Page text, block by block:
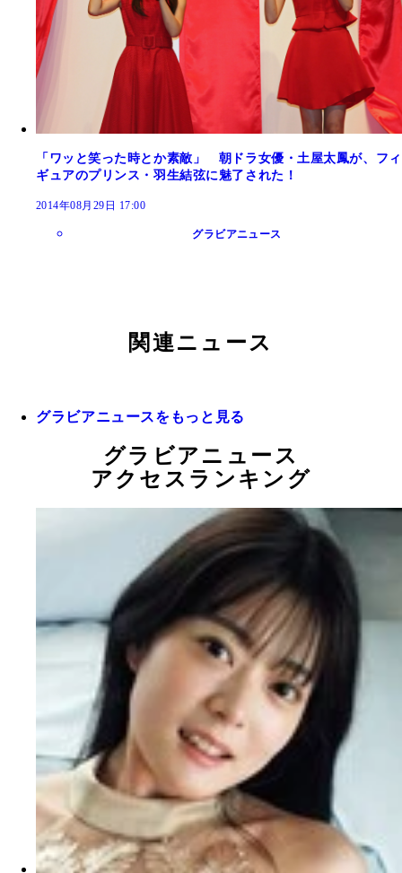
「ワッと笑った時とか素敵」 朝ドラ女優・土屋太鳳が、フィ
ギュアのプリンス・羽生結弦に魅了された！
2014年08月29日 17:00
グラビアニュース
関連ニュース
グラビアニュースをもっと見る
グラビアニュース
アクセスランキング